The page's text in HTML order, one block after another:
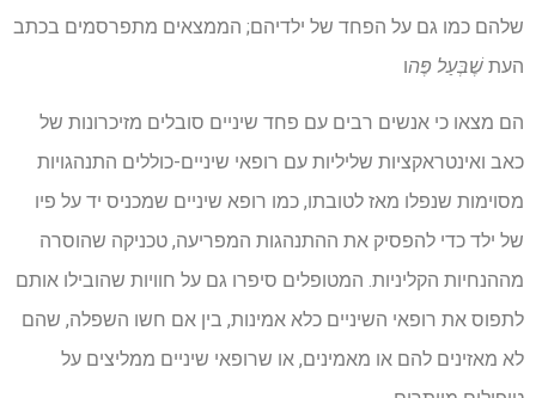
שלהם כמו גם על הפחד של ילדיהם; הממצאים מתפרסמים בכתב
העת שֶׁבְּעַל פֶּהו
הם מצאו כי אנשים רבים עם פחד שיניים סובלים מזיכרונות של
כאב ואינטראקציות שליליות עם רופאי שיניים-כוללים התנהגויות
מסוימות שנפלו מאז לטובתו, כמו רופא שיניים שמכניס יד על פיו
של ילד כדי להפסיק את ההתנהגות המפריעה, טכניקה שהוסרה
מההנחיות הקליניות. המטופלים סיפרו גם על חוויות שהובילו אותם
לתפוס את רופאי השיניים כלא אמינות, בין אם חשו השפלה, שהם
לא מאזינים להם או מאמינים, או שרופאי שיניים ממליצים על